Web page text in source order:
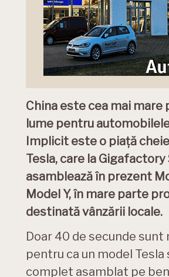
China este cea mai mare
lume pentru
Implicit este o piață
Tesla, care la Gigafactory
asamblează în prezent
Model Y, în mare parte
destinată vânzării locale.
Doar 40 de secunde sunt
pentru ca un model Tesla
complet asamblat pe